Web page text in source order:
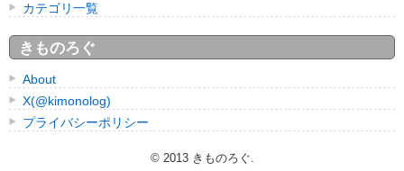
カテゴリ一覧
きものろぐ
About
X(@kimonolog)
プライバシーポリシー
© 2013 きものろぐ.